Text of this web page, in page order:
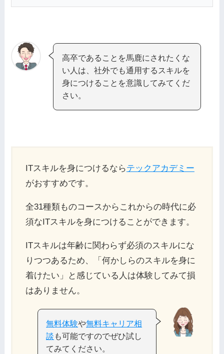
高卒であることを馬鹿にされたくな
い人は、社外でも通用するスキルを
身につけることを意識してみてくだ
さい。
ITスキルを身につけるならテックアカデミー
がおすすめです。
全31種類ものコースからこれからの時代に必
須なITスキルを身につけることができます。
ITスキルは年齢に関わらず必須のスキルにな
りつつあるため、「何かしらのスキルを身に
着けたい」と感じている人は体験してみて損
はありません。
無料体験や無料キャリア相
談 も可能ですのでぜひ試し
てみてください。